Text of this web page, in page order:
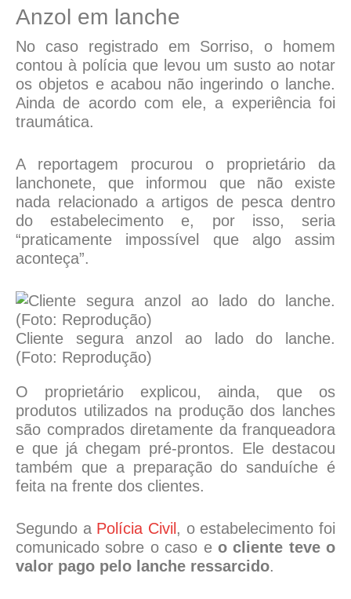
Anzol em lanche
No caso registrado em Sorriso, o homem
contou à polícia que levou um susto ao notar
os objetos e acabou não ingerindo o lanche.
Ainda de acordo com ele, a experiência foi
traumática.
A reportagem procurou o proprietário da
lanchonete, que informou que não existe
nada relacionado a artigos de pesca dentro
do estabelecimento e, por isso, seria
“praticamente impossível que algo assim
aconteça”.
Cliente segura anzol ao lado do lanche.
(Foto: Reprodução)
O proprietário explicou, ainda, que os
produtos utilizados na produção dos lanches
são comprados diretamente da franqueadora
e que já chegam pré-prontos. Ele destacou
também que a preparação do sanduíche é
feita na frente dos clientes.
Segundo a Polícia Civil , o estabelecimento foi
comunicado sobre o caso eo cliente teve o
valor pago pelo lanche ressarcido.